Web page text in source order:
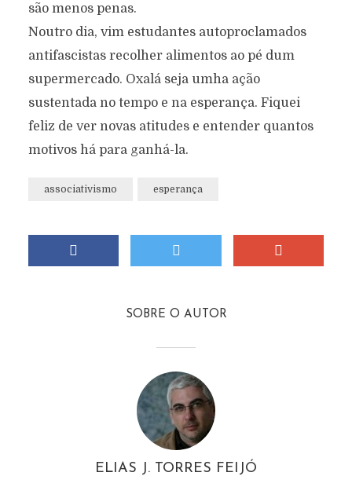
são menos penas.
Noutro dia, vim estudantes autoproclamados
antifascistas recolher alimentos ao pé dum
supermercado. Oxalá seja umha ação
sustentada no tempo e na esperança. Fiquei
feliz de ver novas atitudes e entender quantos
motivos há para ganhá-la.
associativismo esperança
SOBRE O AUTOR
ELIAS J. TORRES FEIJÓ